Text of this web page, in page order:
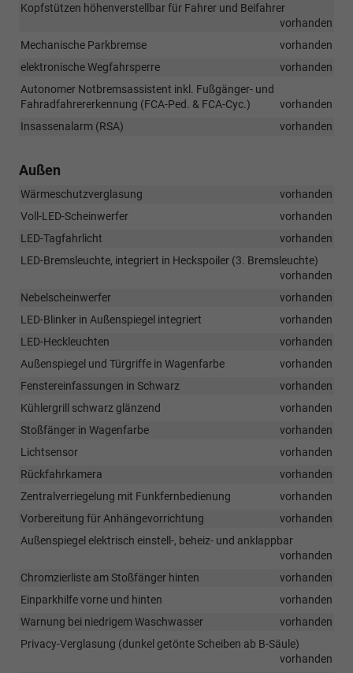
Kopfstützen höhenverstellbar für Fahrer und Beifahrer
vorhanden
Mechanische Parkbremse
vorhanden
elektronische Wegfahrsperre
vorhanden
Autonomer Notbremsassistent inkl. Fußgänger- und
Fahradfahrererkennung (FCA-Ped. & FCA-Cyc.)
vorhanden
Insassenalarm (RSA)
vorhanden
Außen
Wärmeschutzverglasung
vorhanden
Voll-LED-Scheinwerfer
vorhanden
LED-Tagfahrlicht
vorhanden
LED-Bremsleuchte, integriert in Heckspoiler (3. Bremsleuchte)
vorhanden
Nebelscheinwerfer
vorhanden
LED-Blinker in Außenspiegel integriert
vorhanden
LED-Heckleuchten
vorhanden
Außenspiegel und Türgriffe in Wagenfarbe
vorhanden
Fenstereinfassungen in Schwarz
vorhanden
Kühlergrill schwarz glänzend
vorhanden
Stoßfänger in Wagenfarbe
vorhanden
Lichtsensor
vorhanden
Rückfahrkamera
vorhanden
Zentralverriegelung mit Funkfernbedienung
vorhanden
Vorbereitung für Anhängevorrichtung
vorhanden
Außenspiegel elektrisch einstell-, beheiz- und anklappbar
vorhanden
Chromzierliste am Stoßfänger hinten
vorhanden
Einparkhilfe vorne und hinten
vorhanden
Warnung bei niedrigem Waschwasser
vorhanden
Privacy-Verglasung (dunkel getönte Scheiben ab B-Säule)
vorhanden